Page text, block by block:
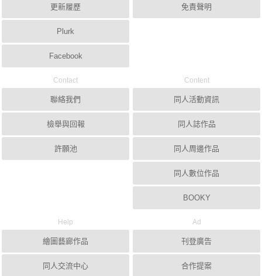
更新履歷
Plurk
Facebook
免責聲明
Contact
聯絡我們
檢舉與回報
許願池
Content
同人活動資訊
同人誌作品
同人周邊作品
同人數位作品
BOOKY
Help
繪圖藝廊作品
同人交流中心
Ad
刊登廣告
合作提案